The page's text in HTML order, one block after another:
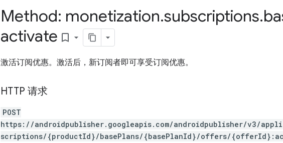
Method: monetization.subscriptions.
activate bookmark_border
激活订阅优惠。激活后，新订阅者即可享受订阅优惠。
HTTP 请求
POST
https://androidpublisher.googleapis.com/androidpublisher/v3/
scriptions/{productId}/basePlans/{basePlanId}/offers/